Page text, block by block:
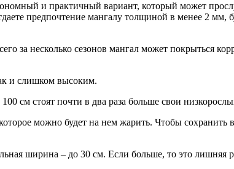
и практичный вариант, который может
предпочтение мангалу толщиной в менее 2 мм,
за несколько сезонов мангал может покрыться
и слишком высоким.
см стоят почти в два раза больше свои
можно будет на нем жарить. Чтобы сохранить
ширина – до 30 см. Если больше, то это лишняя